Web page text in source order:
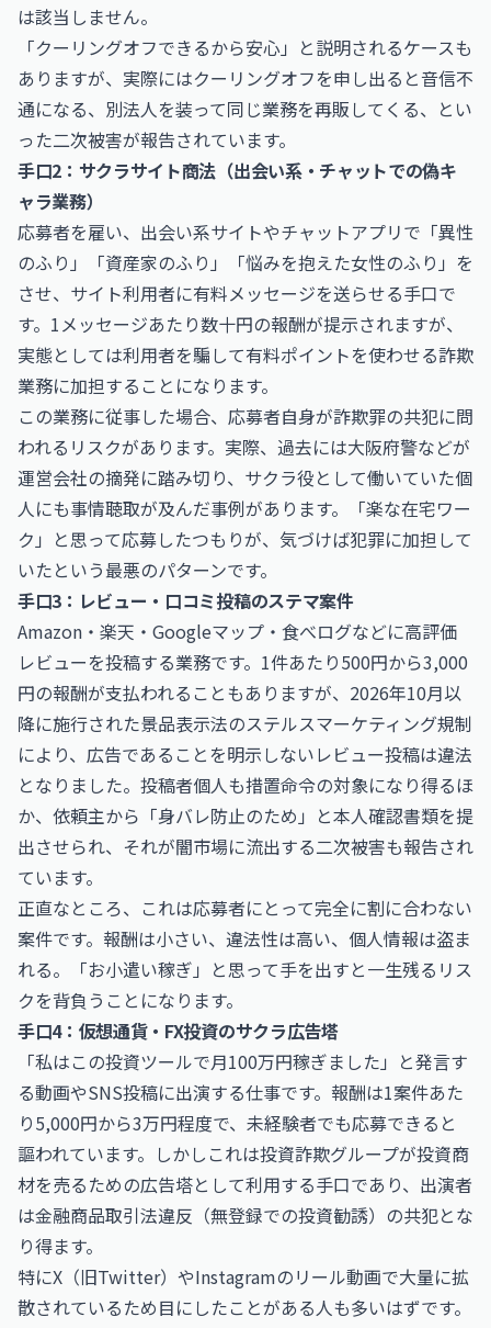
は該当しません。
「クーリングオフできるから安心」と説明されるケースも
ありますが、実際にはクーリングオフを申し出ると音信不
通になる、別法人を装って同じ業務を再販してくる、とい
った二次被害が報告されています。
手口2：サクラサイト商法（出会い系・チャットでの偽キ
ャラ業務）
応募者を雇い、出会い系サイトやチャットアプリで「異性
のふり」「資産家のふり」「悩みを抱えた女性のふり」を
させ、サイト利用者に有料メッセージを送らせる手口で
す。1メッセージあたり数十円の報酬が提示されますが、
実態としては利用者を騙して有料ポイントを使わせる詐欺
業務に加担することになります。
この業務に従事した場合、応募者自身が詐欺罪の共犯に問
われるリスクがあります。実際、過去には大阪府警などが
運営会社の摘発に踏み切り、サクラ役として働いていた個
人にも事情聴取が及んだ事例があります。「楽な在宅ワー
ク」と思って応募したつもりが、気づけば犯罪に加担して
いたという最悪のパターンです。
手口3：レビュー・口コミ投稿のステマ案件
Amazon・楽天・Googleマップ・食べログなどに高評価
レビューを投稿する業務です。1件あたり500円から3,000
円の報酬が支払われることもありますが、2026年10月以
降に施行された景品表示法のステルスマーケティング規制
により、広告であることを明示しないレビュー投稿は違法
となりました。投稿者個人も措置命令の対象になり得るほ
か、依頼主から「身バレ防止のため」と本人確認書類を提
出させられ、それが闇市場に流出する二次被害も報告され
ています。
正直なところ、これは応募者にとって完全に割に合わない
案件です。報酬は小さい、違法性は高い、個人情報は盗ま
れる。「お小遣い稼ぎ」と思って手を出すと一生残るリス
クを背負うことになります。
手口4：仮想通貨・FX投資のサクラ広告塔
「私はこの投資ツールで月100万円稼ぎました」と発言す
る動画やSNS投稿に出演する仕事です。報酬は1案件あた
り5,000円から3万円程度で、未経験者でも応募できると
謳われています。しかしこれは投資詐欺グループが投資商
材を売るための広告塔として利用する手口であり、出演者
は金融商品取引法違反（無登録での投資勧誘）の共犯とな
り得ます。
特にX（旧Twitter）やInstagramのリール動画で大量に拡
散されているため目にしたことがある人も多いはずです。